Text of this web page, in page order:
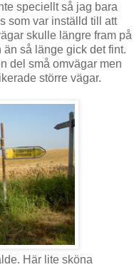
speciellt så jag bara
som var inställd till att
skulle längre fram på
så länge gick det fint.
del små omvägar men
större vägar.
Här lite sköna